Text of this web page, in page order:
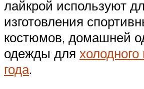
лайкрой используют
изготовления
костюмов, домашней
одежды для
года.